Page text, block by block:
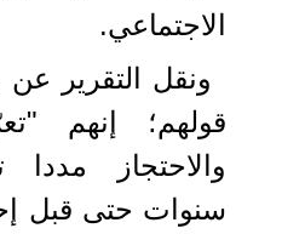
الاجتماعي.
ونقل التقرير
قولهم؛ إنهم
والاحتجاز
سنوات حتى قبل